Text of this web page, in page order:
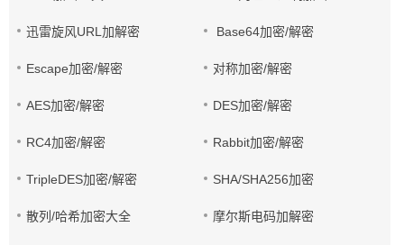
迅雷旋风URL加解密 Base64加密/解密
Escape加密/解密 对称加密/解密
AES加密/解密 DES加密/解密
RC4加密/解密 Rabbit加密/解密
TripleDES加密/解密 SHA/SHA256加密
散列/哈希加密大全 摩尔斯电码加解密